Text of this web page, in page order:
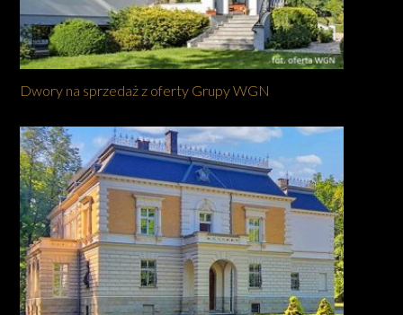
Dwory na sprzedaż z oferty Grupy WGN